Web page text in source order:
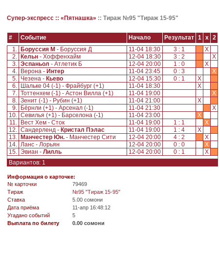
Супер-экспресс :: «Пятнашка» :: Тираж №95 "Тираж 15-95"
# Событие Начало Результат 1 x
2
1.
Боруссия М - Боруссия Д 11-04 18:30 3 : 1
X
2.
Кельн - Хоффенхайм 12-04 18:30 3 : 2
X
3. Эспаньол - Атлетик Б 12-04 20:00 1 : 0
X
4.
Верона - Интер 11-04 23:45 0 : 3
X
5. Чезена - Кьево 12-04 15:30 0 : 1
X
6.
Шальке 04 (-1) - Фрайбург (+1) 11-04 18:30
X
7. Тоттенхем (-1) - Астон Вилла (+1) 11-04 19:00
X
8. Зенит (-1) - Рубин (+1) 11-04 21:00
X
9.
Бёрнли (+1) - Арсенал (-1) 11-04 21:30
X
10. Севилья (+1) - Барселона (-1) 11-04 23:00
X
11.
Вест Хем - Сток 11-04 19:00 1 : 1
X
12. Сандерленд - Кристал Пэлас 11-04 19:00 1 : 4
X
13.
Манчестер Юн. - Манчестер Сити 12-04 20:00 4 : 2
X
14. Ланс - Лорьян 12-04 20:00 0 : 0
X
15. Эвиан - Лилль 12-04 20:00 0 : 1
X
Вариантов: 1
Информация о карточке:
№ карточки
79469
Tираж
№95 "Тираж 15-95"
Ставка
5.00 сомони
Дата приёма
11-апр 16:48:12
Угадано событий
5
Выплата по билету
0.00 сомони